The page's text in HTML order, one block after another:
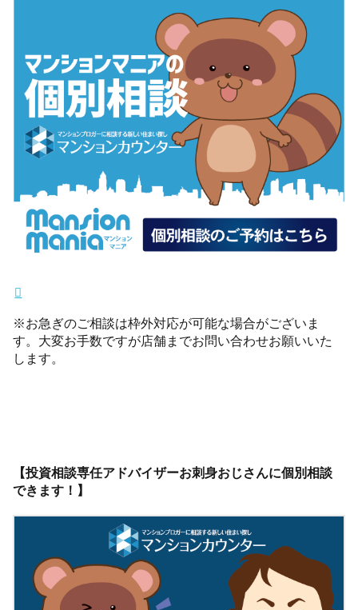
※お急ぎのご相談は枠外対応が可能な場合がございま
す。大変お手数ですが店舗までお問い合わせお願いいた
します。
【投資相談専任アドバイザーお刺身おじさんに個別相談
できます！】